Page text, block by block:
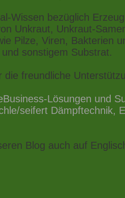
Wissen bezüglich
Unkraut, Unkraut-
Pilze, Viren, Bakterien
sonstigem Substrat.
die freundliche
Lösungen und
seifert Dämpftechnik,
Blog auch auf